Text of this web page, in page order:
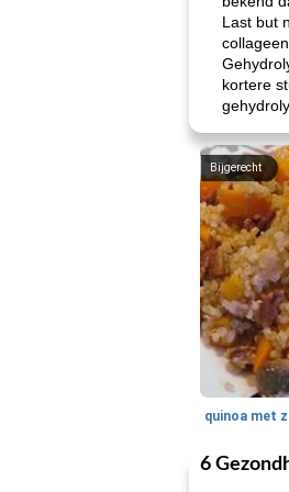
Last but
kortere
Bijgerecht
6